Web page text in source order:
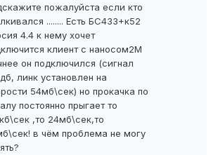
пожалуйста если кто
........ Есть БС433+к52
4.4 к нему хочет
клиент с наносом2М
он подключился (сигнал
линк установлен на
54мб\сек) но прокачка по
постоянно прыгает то
,то 24мб\сек,то
в чём проблема не могу